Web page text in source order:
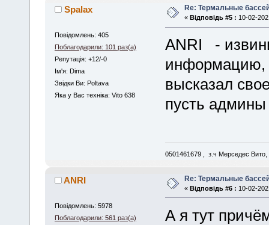
Spalax
Повідомлень: 405
Поблагодарили: 101 раз(а)
Репутація: +12/-0
Iм'я: Dima
Звідки Ви: Poltava
Яка у Вас техніка: Vito 638
Re: Термальные
« Відповідь #5 : 10-02-
ANRI -
информацию,
высказал
пусть админы
0501461679 , з.ч Мерседес Вито,
ANRI
Повідомлень: 5978
Поблагодарили: 561 раз(а)
Re: Термальные
« Відповідь #6 : 10-02-
А я тут